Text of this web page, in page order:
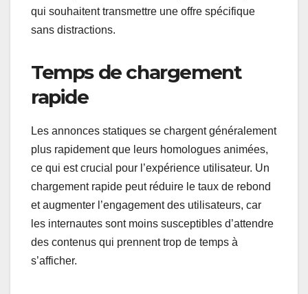
qui souhaitent transmettre une offre spécifique
sans distractions.
Temps de chargement
rapide
Les annonces statiques se chargent généralement
plus rapidement que leurs homologues animées,
ce qui est crucial pour l’expérience utilisateur. Un
chargement rapide peut réduire le taux de rebond
et augmenter l’engagement des utilisateurs, car
les internautes sont moins susceptibles d’attendre
des contenus qui prennent trop de temps à
s’afficher.